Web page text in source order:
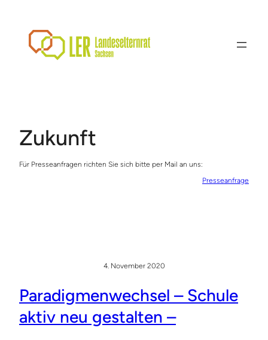
Zukunft
Für Presseanfragen richten Sie sich bitte per Mail an uns:
Presseanfrage
4. November 2020
Paradigmenwechsel – Schule
aktiv neu gestalten –